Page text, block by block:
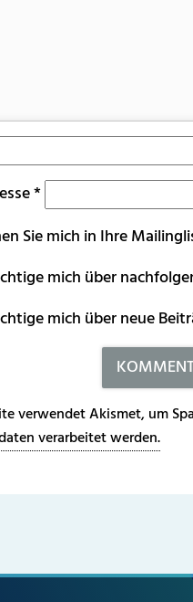
*
Sie mich in Ihre
mich über
mich über neue
verwendet Akismet, um
verarbeitet werden.